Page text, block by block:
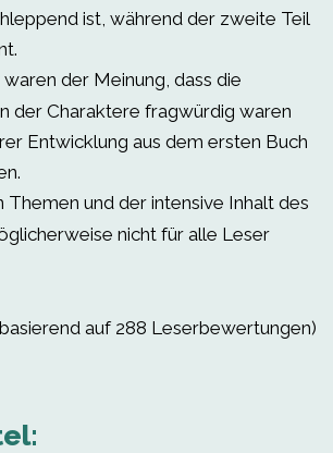
ist, während der zweite Teil
der Meinung, dass die
der Charaktere fragwürdig waren
Entwicklung aus dem ersten Buch
Themen und der intensive Inhalt des
nicht für alle Leser
auf 288 Leserbewertungen)